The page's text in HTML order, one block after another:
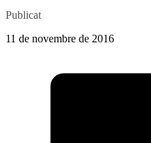
Publicat
11 de novembre de 2016